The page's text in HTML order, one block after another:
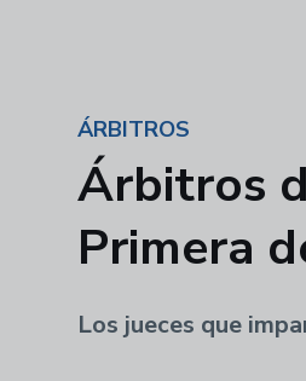
ÁRBITROS
Árbitros
Primera
Los jueces que